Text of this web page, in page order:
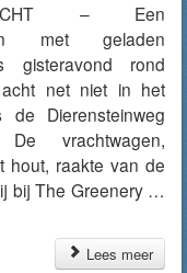
– Een
met geladen
gisteravond rond
net niet in het
de Dierensteinweg
De vrachtwagen,
hout, raakte van de
bij The Greenery …
Lees meer